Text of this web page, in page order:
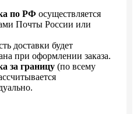
по РФ осуществляется
Почты России или
доставки будет
при оформлении заказа.
за границу (по всему